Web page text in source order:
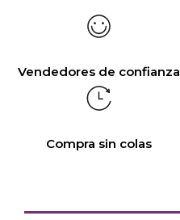
Vendedores de confianza
Compra sin colas